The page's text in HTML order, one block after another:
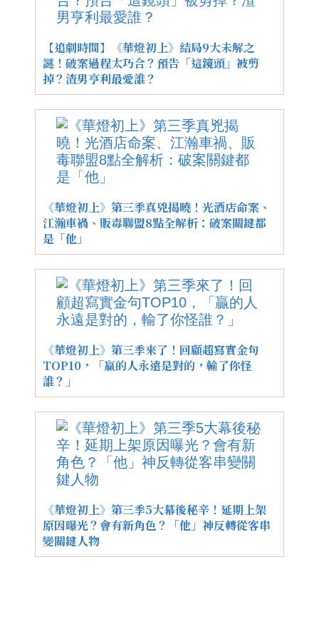
【追劇時間】《華燈初上》結局9大未解之
謎！破案過程太巧合？預告「這鏡頭」被剪
掉？渣男亨利最愛誰？
《華燈初上》第三季真兇揭曉！光酒店命案、
江瀚車禍、販毒聯盟8點全解析：破案關鍵都
是「他」
《華燈初上》第三季來了！回顧超寫實金句
TOP10，「贏的人永遠是對的，輸了你怪
誰？」
《華燈初上》第三季5大幕後秘辛！延期上架
原因曝光？會有新角色？「他」神反轉從客串
變關鍵人物